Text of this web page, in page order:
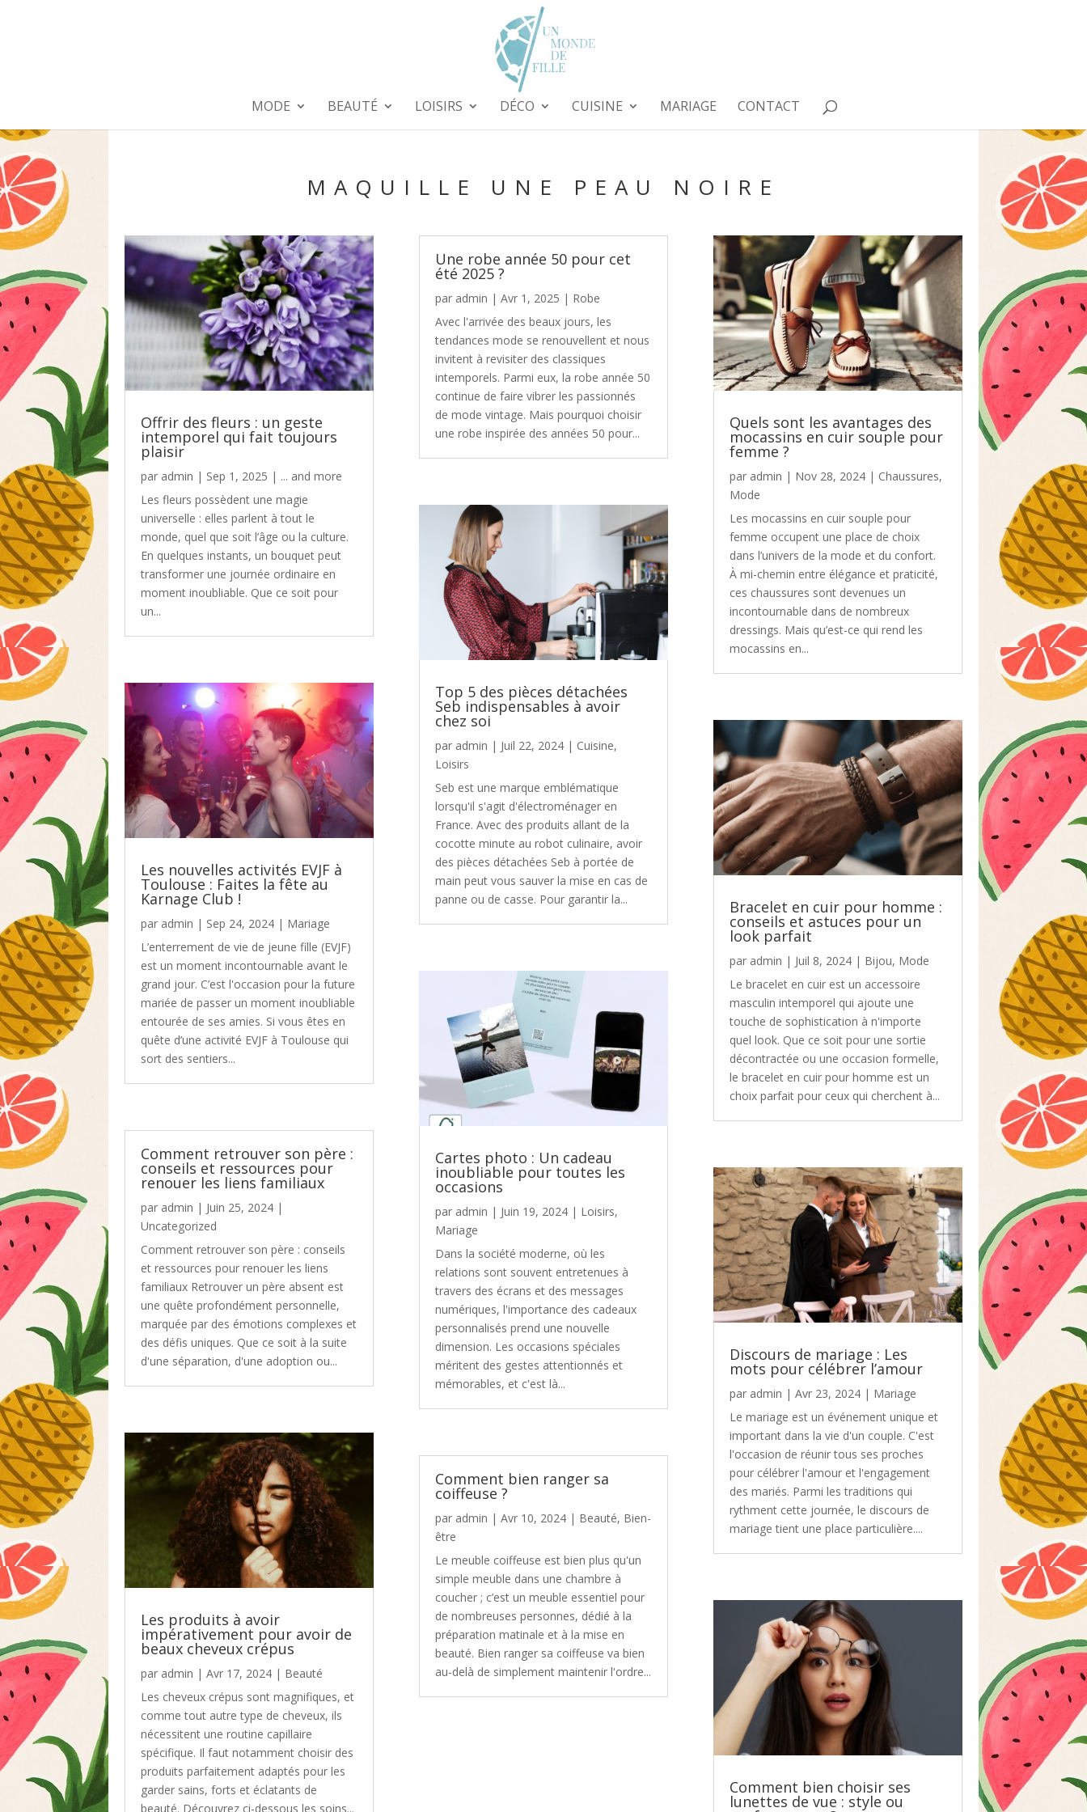
MODE BEAUTÉ LOISIRS DÉCO CUISINE MARIAGE CONTACT
MAQUILLE UNE PEAU NOIRE
Offrir des fleurs : un geste
intemporel qui fait toujours
plaisir
par admin | Sep 1, 2025 | ... and more
Les fleurs possèdent une magie
universelle : elles parlent à tout le
monde, quel que soit l’âge ou la culture.
En quelques instants, un bouquet peut
transformer une journée ordinaire en
moment inoubliable. Que ce soit pour
un...
Les nouvelles activités EVJF à
Toulouse : Faites la fête au
Karnage Club !
par admin | Sep 24, 2024 | Mariage
L’enterrement de vie de jeune fille (EVJF)
est un moment incontournable avant le
grand jour. C’est l'occasion pour la future
mariée de passer un moment inoubliable
entourée de ses amies. Si vous êtes en
quête d’une activité EVJF à Toulouse qui
sort des sentiers...
Comment retrouver son père :
conseils et ressources pour
renouer les liens familiaux
par admin | Juin 25, 2024 |
Uncategorized
Comment retrouver son père : conseils
et ressources pour renouer les liens
familiaux Retrouver un père absent est
une quête profondément personnelle,
marquée par des émotions complexes et
des défis uniques. Que ce soit à la suite
d'une séparation, d'une adoption ou...
Les produits à avoir
impérativement pour avoir de
beaux cheveux crépus
par admin |Avr 17, 2024 | Beauté
Les cheveux crépus sont magnifiques, et
comme tout autre type de cheveux, ils
nécessitent une routine capillaire
spécifique. Il faut notamment choisir des
produits parfaitement adaptés pour les
garder sains, forts et éclatants de
beauté. Découvrez ci-dessous les soins...
Une robe année 50 pour cet
été 2025 ?
par admin |Avr 1, 2025 | Robe
Avec l'arrivée des beaux jours, les
tendances mode se renouvellent et nous
invitent à revisiter des classiques
intemporels. Parmi eux, la robe année 50
continue de faire vibrer les passionnés
de mode vintage. Mais pourquoi choisir
une robe inspirée des années 50 pour...
Top 5 des pièces détachées
Seb indispensables à avoir
chez soi
par admin | Juil 22, 2024 | Cuisine,
Loisirs
Seb est une marque emblématique
lorsqu'il s'agit d'électroménager en
France. Avec des produits allant de la
cocotte minute au robot culinaire, avoir
des pièces détachées Seb à portée de
main peut vous sauver la mise en cas de
panne ou de casse. Pour garantir la...
Cartes photo : Un cadeau
inoubliable pour toutes les
occasions
par admin | Juin 19, 2024 | Loisirs,
Mariage
Dans la société moderne, où les
relations sont souvent entretenues à
travers des écrans et des messages
numériques, l'importance des cadeaux
personnalisés prend une nouvelle
dimension. Les occasions spéciales
méritent des gestes attentionnés et
mémorables, et c'est là...
Comment bien ranger sa
coiffeuse ?
par admin |Avr 10, 2024 | Beauté, Bien-
être
Le meuble coiffeuse est bien plus qu'un
simple meuble dans une chambre à
coucher ; c’est un meuble essentiel pour
de nombreuses personnes, dédié à la
préparation matinale et à la mise en
beauté. Bien ranger sa coiffeuse va bien
au-delà de simplement maintenir l'ordre...
Quels sont les avantages des
mocassins en cuir souple pour
femme ?
par admin | Nov 28, 2024 | Chaussures,
Mode
Les mocassins en cuir souple pour
femme occupent une place de choix
dans l’univers de la mode et du confort.
À mi-chemin entre élégance et praticité,
ces chaussures sont devenues un
incontournable dans de nombreux
dressings. Mais qu’est-ce qui rend les
mocassins en...
Bracelet en cuir pour homme :
conseils et astuces pour un
look parfait
par admin | Juil 8, 2024 | Bijou, Mode
Le bracelet en cuir est un accessoire
masculin intemporel qui ajoute une
touche de sophistication à n'importe
quel look. Que ce soit pour une sortie
décontractée ou une occasion formelle,
le bracelet en cuir pour homme est un
choix parfait pour ceux qui cherchent à...
Discours de mariage : Les
mots pour célébrer l’amour
par admin |Avr 23, 2024 | Mariage
Le mariage est un événement unique et
important dans la vie d'un couple. C'est
l'occasion de réunir tous ses proches
pour célébrer l'amour et l'engagement
des mariés. Parmi les traditions qui
rythment cette journée, le discours de
mariage tient une place particulière....
Comment bien choisir ses
lunettes de vue : style ou